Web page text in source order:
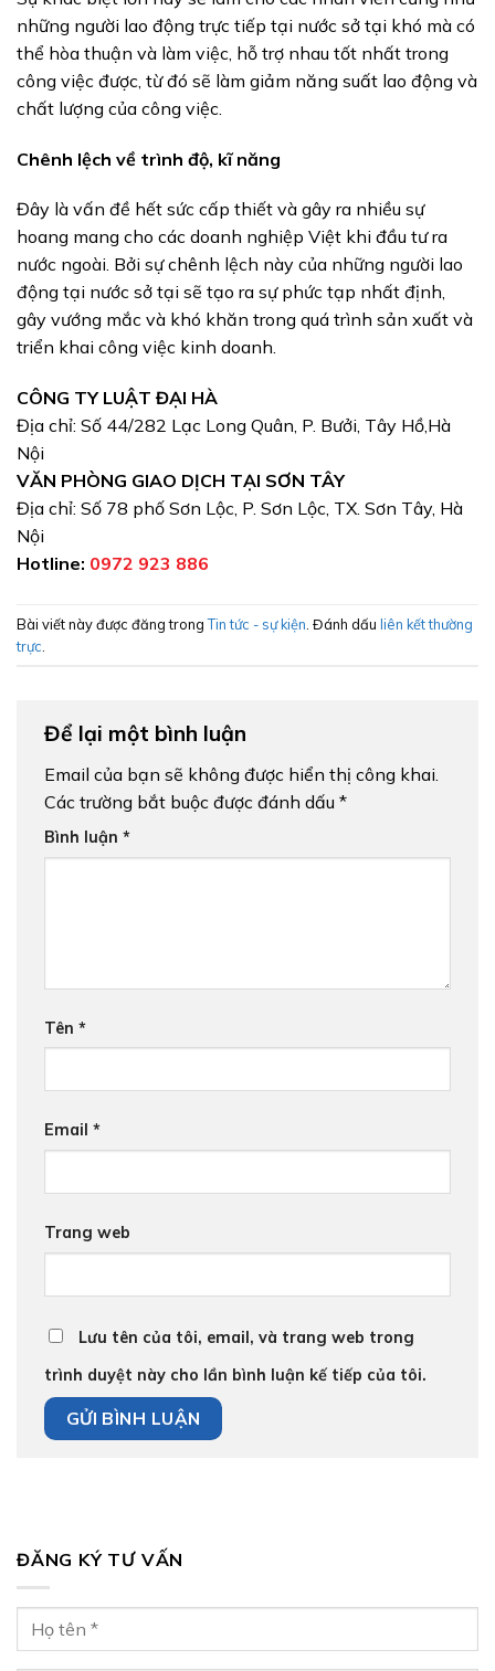
những người lao động trực tiếp tại nước sở tại khó mà có
thể hòa thuận và làm việc, hỗ trợ nhau tốt nhất trong
công việc được, từ đó sẽ làm giảm năng suất lao động và
chất lượng của công việc.
Chênh lệch về trình độ, kĩ năng
Đây là vấn đề hết sức cấp thiết và gây ra nhiều sự
hoang mang cho các doanh nghiệp Việt khi đầu tư ra
nước ngoài. Bởi sự chênh lệch này của những người lao
động tại nước sở tại sẽ tạo ra sự phức tạp nhất định,
gây vướng mắc và khó khăn trong quá trình sản xuất và
triển khai công việc kinh doanh.
CÔNG TY LUẬT ĐẠI HÀ
Địa chỉ: Số 44/282 Lạc Long Quân, P. Bưởi, Tây Hồ,Hà
Nội
VĂN PHÒNG GIAO DỊCH TẠI SƠN TÂY
Địa chỉ: Số 78 phố Sơn Lộc, P. Sơn Lộc, TX. Sơn Tây, Hà
Nội
Hotline: 0972 923 886
Bài viết này được đăng trongTin tức - sự kiện . Đánh dấu liên kết thường
trực
Để lại một bình luận
Email của bạn sẽ không được hiển thị công khai.
Các trường bắt buộc được đánh dấu *
Bình luận *
Tên *
Email *
Trang web
Lưu tên của tôi, email, và trang web trong
trình duyệt này cho lần bình luận kế tiếp của tôi.
ĐĂNG KÝ TƯ VẤN